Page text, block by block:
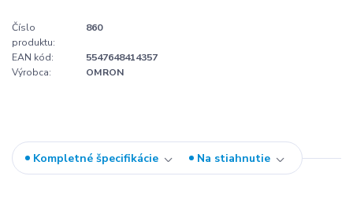
Číslo
produktu:
860
EAN kód:
5547648414357
Výrobca:
OMRON
Kompletné špecifikácie Na stiahnutie